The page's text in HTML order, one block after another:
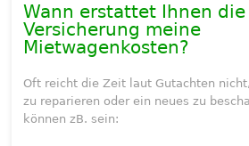
Wann erstattet Ihnen die
Versicherung meine
Mietwagenkosten?
Oft reicht die Zeit laut Gutachten
zu reparieren oder ein neues zu
können zB. sein: